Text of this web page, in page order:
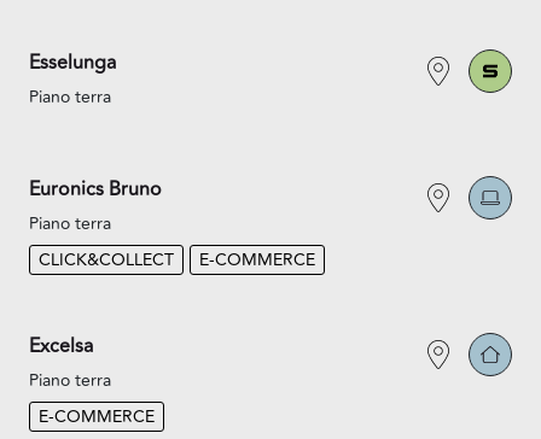
Esselunga
Piano terra
Euronics Bruno
Piano terra
CLICK&COLLECT
E-COMMERCE
Excelsa
Piano terra
E-COMMERCE